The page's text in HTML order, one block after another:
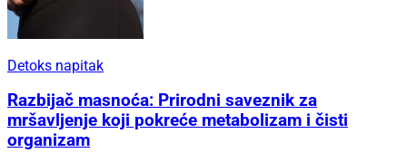
Detoks napitak
Razbijač masnoća: Prirodni saveznik za
mršavljenje koji pokreće metabolizam i čisti
organizam